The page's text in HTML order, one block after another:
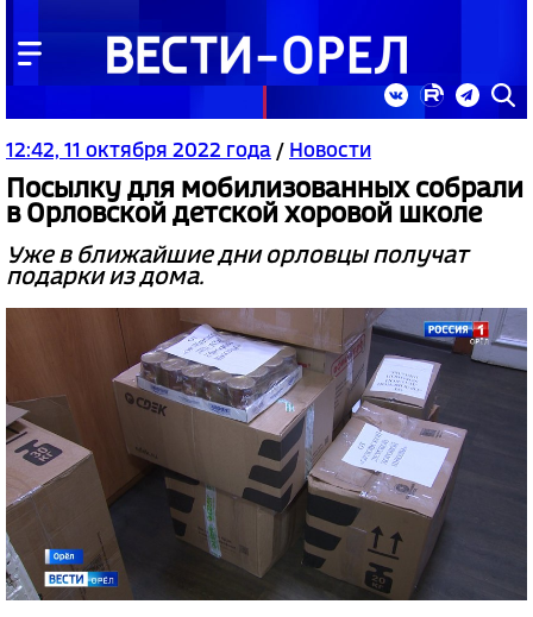
12:42, 11 октября 2022 года / Новости
Посылку для мобилизованных собрали
в Орловской детской хоровой школе
Уже в ближайшие дни орловцы получат
подарки из дома.